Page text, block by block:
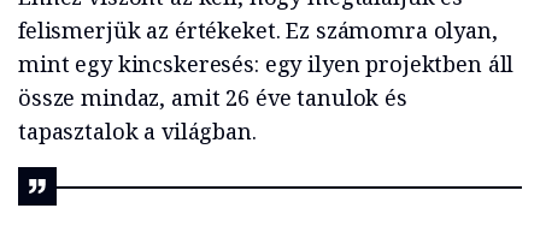
felismerjük az értékeket. Ez számomra olyan,
mint egy kincskeresés: egy ilyen projektben áll
össze mindaz, amit 26 éve tanulok és
tapasztalok a világban.